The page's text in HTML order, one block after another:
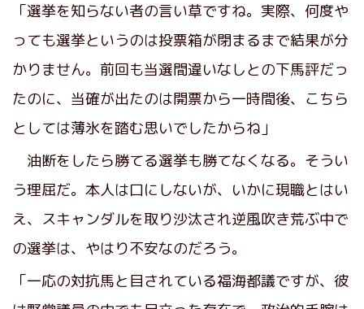
「選挙を知らない者の言い草ですね。実際、何度や
っても選挙というのは投票箱が閉まるまで結果が分
かりません。前回も当選間違いなしとの下馬評だっ
たのに、当確が出たのは開票から一時間後、こちら
としては薄氷を踏む思いでしたからね」
油断をしたら勝てる選挙も勝てなくなる。そうい
う理屈だ。本人は口にしないが、いかに現職とはい
え、スキャンダルを取り沙汰され逆風吹き荒ぶ中で
の選挙は、やはり不安なのだろう。
「一応の対抗馬と目されている福海都議ですが、彼